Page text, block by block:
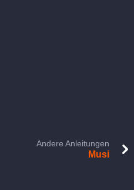
Andere Anleitungen
Musi